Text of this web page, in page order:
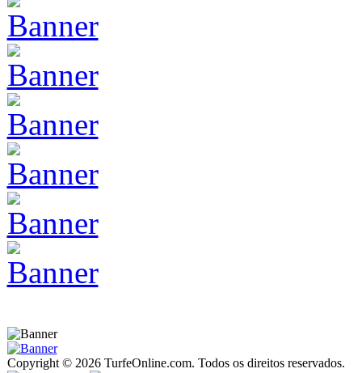
Copyright © 2026 TurfeOnline.com. Todos os direitos reservados.